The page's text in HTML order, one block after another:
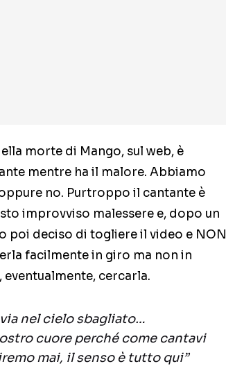
morte di Mango, sul web, è
mentre ha il malore. Abbiamo
no. Purtroppo il cantante è
improvviso malessere e, dopo un
poi deciso di togliere il video e NON
facilmente in giro ma non in
cercarla.
nel cielo sbagliato…
cuore perché come cantavi
mai, il senso è tutto qui”